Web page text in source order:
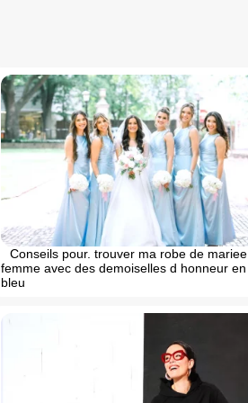
Conseils pour. trouver ma robe de mariee
femme avec des demoiselles d honneur en
bleu